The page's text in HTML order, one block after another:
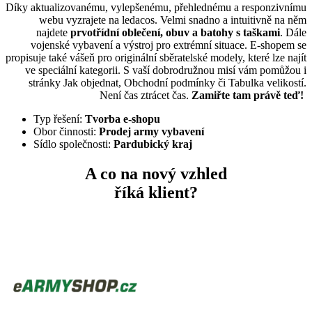
Díky aktualizovanému, vylepšenému, přehlednému a responzivnímu
webu vyzrajete na ledacos. Velmi snadno a intuitivně na něm
najdete prvotřídní oblečení, obuv a batohy s taškami. Dále
vojenské vybavení a výstroj pro extrémní situace. E-shopem se
propisuje také vášeň pro originální sběratelské modely, které lze najít
ve speciální kategorii. S vaší dobrodružnou misí vám pomůžou i
stránky Jak objednat, Obchodní podmínky či Tabulka velikostí.
Není čas ztrácet čas. Zamiřte tam právě teď!
Typ řešení: Tvorba e-shopu
Obor činnosti: Prodej army vybavení
Sídlo společnosti: Pardubický kraj
A co na nový vzhled
říká klient?